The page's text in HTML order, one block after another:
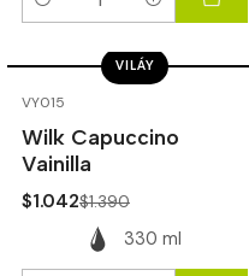
Cantidad
VY015
VILÁY
Wilk Capuccino
Vainilla
$1.042$1.390
330 ml